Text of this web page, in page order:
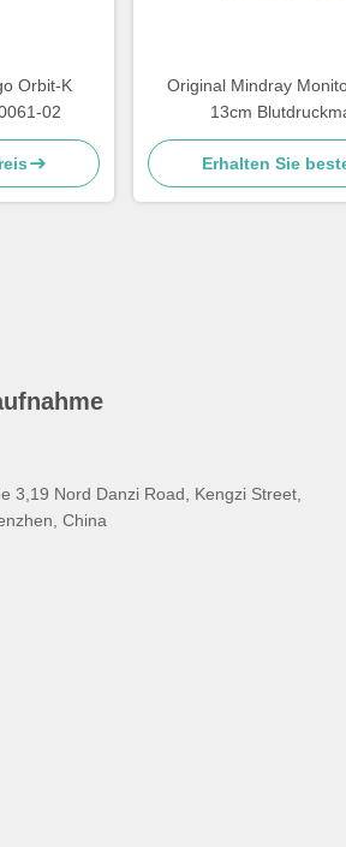
Orbit-K
02
Original Mindray
13cm
Erhalten Sie
3,19 Nord Danzi Road, Kengzi Street,
China